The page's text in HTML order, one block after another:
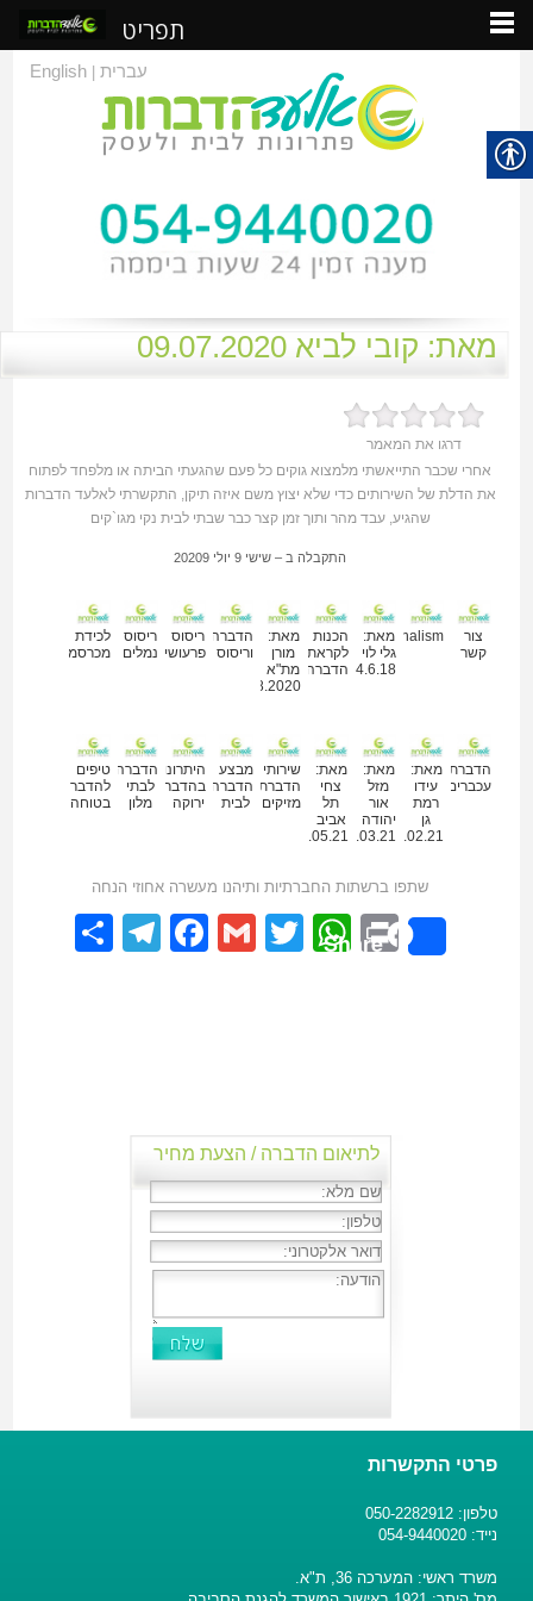
עברית|
English
מאת: קובי לביא 09.07.2020
דרגו את המאמר
אחרי שכבר התייאשתי מלמצוא גוקים כל פעם שהגעתי הביתה או מלפחד לפתוח
את הדלת של השירותים כדי שלא יצוץ משם איזה תיקן, התקשרתי לאלעד הדברות
שהגיע, עבד מהר ותוך זמן קצר כבר שבתי לבית נקי מגו`קים
התקבלה ב – ‏שישי ‏9 ‏יולי ‏20209
צור
קשר
Professionalism
מאת:
גלי לוי
24.6.18
הכנות
לקראת
הדברה
מאת:
מורן
מת"א
12.08.2020
הדברה
וריסוס
ריסוס
פרעושים
ריסוס
נמלים
לכידת
מכרסמים
הדברת
עכברים
מאת:
עידו
רמת
גן
23.02.21
מאת:
מזל
אור
יהודה
02.03.21
מאת:
צחי
תל
אביב
20.05.21
שירותי
הדברת
מזיקים
מבצע
הדברה
לבית
היתרונות
בהדברה
ירוקה
הדברה
לבתי
מלון
טיפים
להדברה
בטוחה
שתפו ברשתות החברתיות ותיהנו מעשרה אחוזי הנחה
Share
Print
WhatsApp
Twitter
Gmail
Facebook
לתיאום הדברה / הצעת מחיר
פרטי התקשרות
טלפון: 050-2282912
נייד: 054-9440020
משרד ראשי: המערכה 36, ת"א.
תפריט